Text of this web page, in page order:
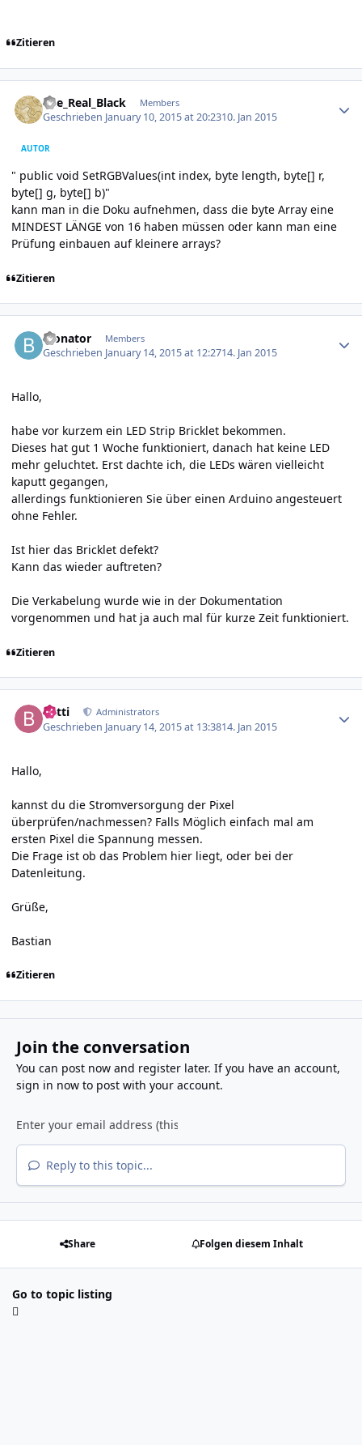
Zitieren
The_Real_Black Members
Geschrieben January 10, 2015 at 20:2310. Jan 2015
AUTOR
" public void SetRGBValues(int index, byte length, byte[] r,
byte[] g, byte[] b)"
kann man in die Doku aufnehmen, dass die byte Array eine
MINDEST LÄNGE von 16 haben müssen oder kann man eine
Prüfung einbauen auf kleinere arrays?
Zitieren
Bionator Members
Geschrieben January 14, 2015 at 12:2714. Jan 2015
Hallo,
habe vor kurzem ein LED Strip Bricklet bekommen.
Dieses hat gut 1 Woche funktioniert, danach hat keine LED
mehr geluchtet. Erst dachte ich, die LEDs wären vielleicht
kaputt gegangen,
allerdings funktionieren Sie über einen Arduino angesteuert
ohne Fehler.
Ist hier das Bricklet defekt?
Kann das wieder auftreten?
Die Verkabelung wurde wie in der Dokumentation
vorgenommen und hat ja auch mal für kurze Zeit funktioniert.
Zitieren
batti Administrators
Geschrieben January 14, 2015 at 13:3814. Jan 2015
Hallo,
kannst du die Stromversorgung der Pixel
überprüfen/nachmessen? Falls Möglich einfach mal am
ersten Pixel die Spannung messen.
Die Frage ist ob das Problem hier liegt, oder bei der
Datenleitung.
Grüße,
Bastian
Zitieren
Join the conversation
You can post now and register later. If you have an account,
sign in nowto post with your account.
Reply to this topic...
Share Folgen diesem Inhalt
Go to topic listing